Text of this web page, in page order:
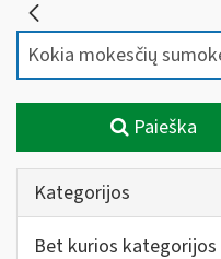
Paieška
Kategorijos
Bet kurios kategorijos